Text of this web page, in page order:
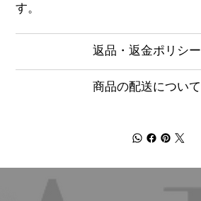
す。
返品・返金ポリシー
商品の配送について